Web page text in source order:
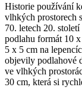
Historie používání
vlhkých prostorech
70. letech 20.
podlahu formát 10
5 x 5 cm na
objevily podlahové
ve vlhkých
30 cm, která si